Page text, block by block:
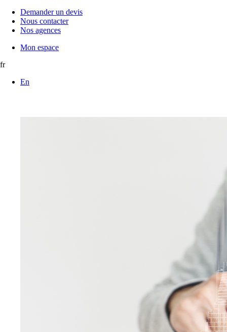
Demander un devis
Nous contacter
Nos agences
Mon espace
fr
En